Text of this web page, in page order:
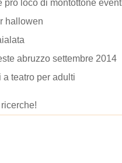
pro loco di montottone
hallowen
abruzzo settembre 2014
a teatro per adulti